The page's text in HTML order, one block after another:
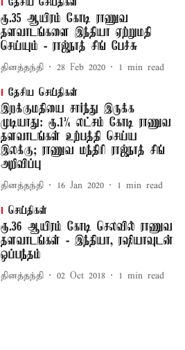
தேசிய செய்திகள்
ரூ.35 ஆயிரம் கோடி ராணுவ
தளவாடங்களை இந்தியா ஏற்றுமதி
செய்யும் - ராஜ்நாத் சிங் பேச்சு
தினத்தந்தி 28 Feb 2020 1 min read
தேசிய செய்திகள்
இறக்குமதியை சார்ந்து இருக்க
முடியாது: ரூ.1¾ லட்சம் கோடி ராணுவ
தளவாடங்கள் உற்பத்தி செய்ய
இலக்கு; ராணுவ மந்திரி ராஜ்நாத் சிங்
அறிவிப்பு
தினத்தந்தி 16 Jan 2020 1 min read
செய்திகள்
ரூ.36 ஆயிரம் கோடி செலவில் ராணுவ
தளவாடங்கள் - இந்தியா, ரஷியாவுடன்
ஒப்பந்தம்
தினத்தந்தி 02 Oct 2018 1 min read